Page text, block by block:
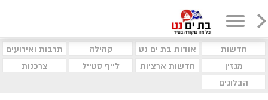
חדשות אודות בת ים נט קהילה
תרבות ואירועים
מגזין
חדשות ארציות לייף סטייל
צרכנות
הבלוגים